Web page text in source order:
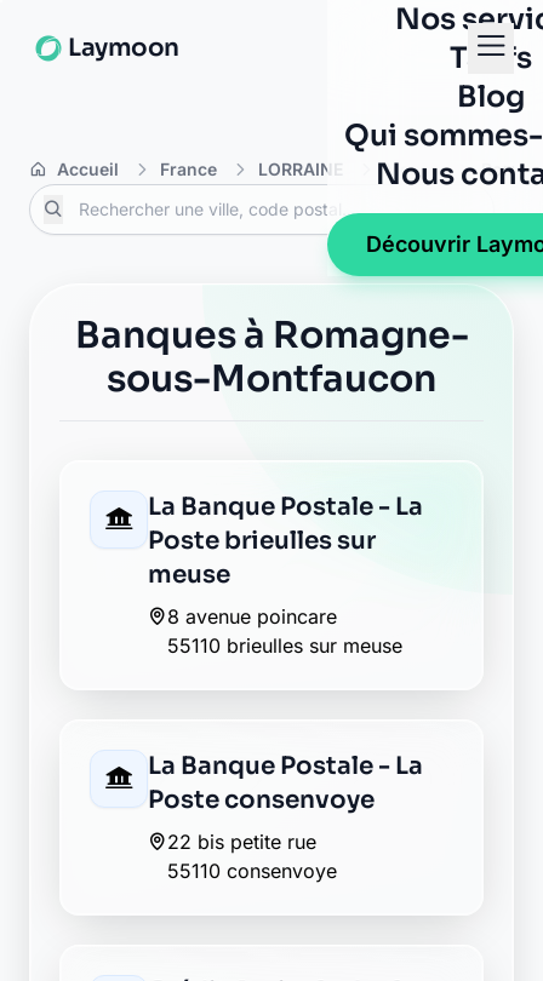
Laymoon
Nos
Tarifs
Blog
Qui
Nous
Découvrir
Accueil France LORRAINE Meuse
Banques à Romagne-
sous-Montfaucon
La Banque Postale - La
Poste brieulles sur
meuse
8 avenue poincare
55110 brieulles sur meuse
La Banque Postale - La
Poste consenvoye
22 bis petite rue
55110 consenvoye